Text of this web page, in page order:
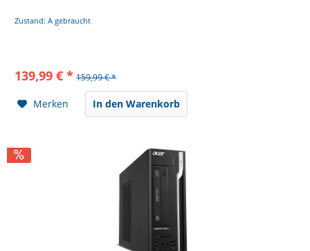
Zustand: A gebraucht
139,99 € * 159,99 € *
Merken In den Warenkorb